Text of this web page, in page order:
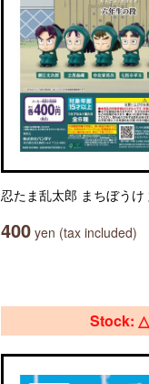
忍たま乱太郎 まちぼうけ
400 yen (tax included)
Stock: △